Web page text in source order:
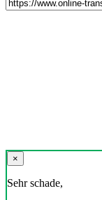
×
Sehr schade,